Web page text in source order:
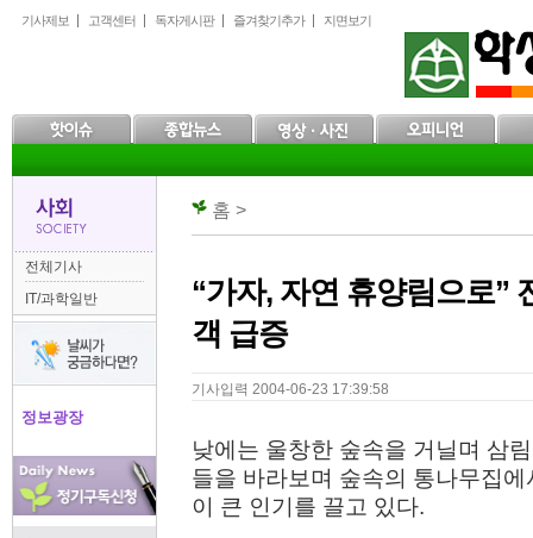
문
로
인
바
위
바
기사제보 고객센터 독자게시판 즐겨찾기추가 지면보기
전체기사
IT/과학일반
정보광장
홈 >
“가자, 자연 휴양림으로”
객 급증
기사입력 2004-06-23 17:39:58
낮에는 울창한 숲속을 거닐며 삼
들을 바라보며 숲속의 통나무집
이 큰 인기를 끌고 있다.